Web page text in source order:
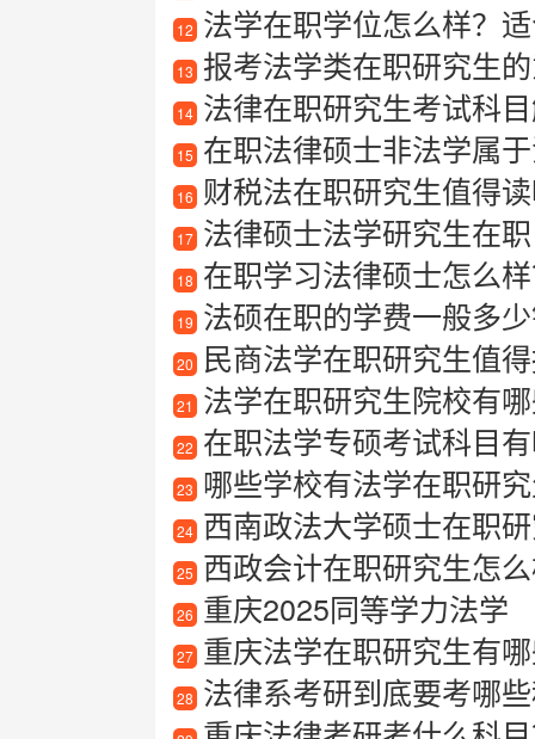
12 法学在职学位怎么样？适合哪
13 报考法学类在职研究生
14 法律在职研究生考试科
15 在职法律硕士非法学属
16 财税法在职研究生值得
17 法律硕士法学研究生在职
18 在职学习法律硕士怎么
19 法硕在职的学费一般多
20 民商法学在职研究生值
21 法学在职研究生院校有
22 在职法学专硕考试科目
23 哪些学校有法学在职研
24 西南政法大学硕士在职
25 西政会计在职研究生怎
26 重庆2025同等学力法学
27 重庆法学在职研究生有
28 法律系考研到底要考哪